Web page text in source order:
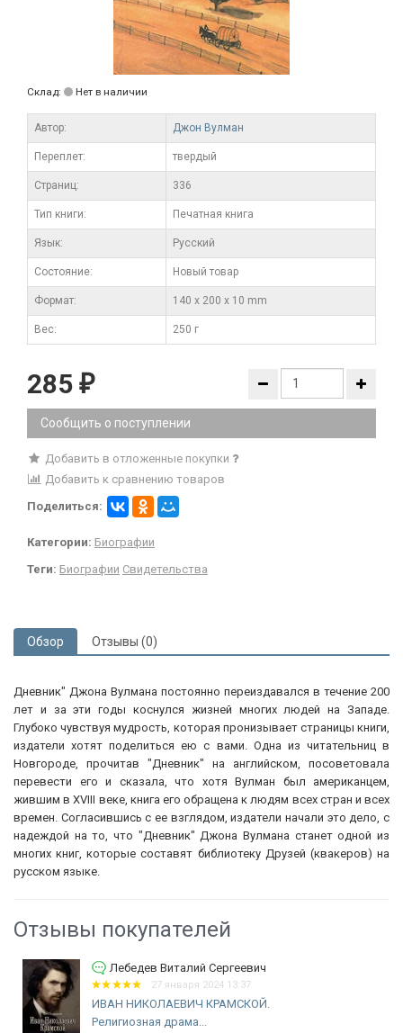
Склад: Нет в наличии
Автор: Джон Вулман
Переплет: твердый
Cтраниц: 336
Тип книги: Печатная книга
Язык: Русский
Состояние: Новый товар
Формат: 140 x 200 x 10 mm
Вес: 250 г
285 ₽
Сообщить о поступлении
Добавить в отложенные покупки
Добавить к сравнению товаров
Поделиться:
Категории: Биографии
Теги: Биографии Свидетельства
Обзор Отзывы (0)
Дневник" Джона Вулмана постоянно переиздавался в течение 200
лет и за эти годы коснулся жизней многих людей на Западе.
Глубоко чувствуя мудрость, которая пронизывает страницы книги,
издатели хотят поделиться ею с вами. Одна из читательниц в
Новгороде, прочитав "Дневник" на английском, посоветовала
перевести его и сказала, что хотя Вулман был американцем,
жившим в XVIII веке, книга его обращена к людям всех стран и всех
времен. Согласившись с ее взглядом, издатели начали это дело, с
надеждой на то, что "Дневник" Джона Вулмана станет одной из
многих книг, которые составят библиотеку Друзей (квакеров) на
русском языке.
Отзывы покупателей
Лебедев Виталий Сергеевич
27 января 2024 13:37
ИВАН НИКОЛАЕВИЧ КРАМСКОЙ.
Религиозная драма...